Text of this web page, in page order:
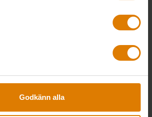
Godkänn alla
till riksdag och regering, 4
och 4 löften från
NED DEN HÄR